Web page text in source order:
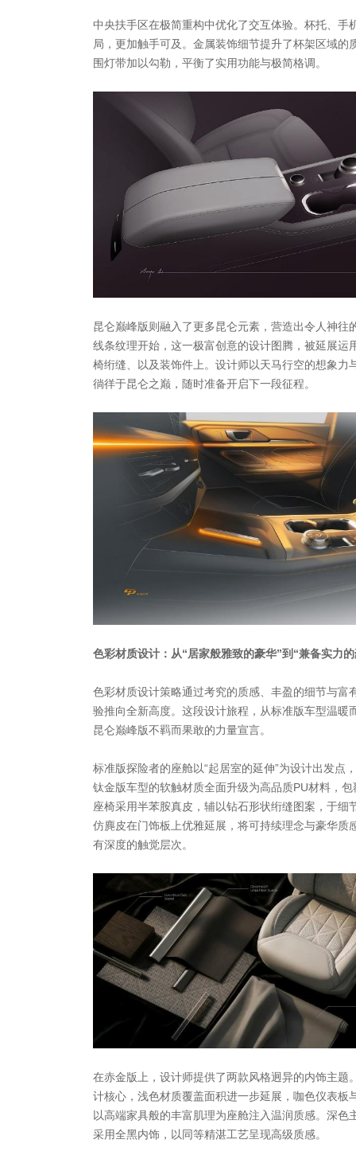
中央扶手区在极简重构中优化了交互体验。杯托、手
局，更加触手可及。金属装饰细节提升了杯架区域的
围灯带加以勾勒，平衡了实用功能与极简格调。
昆仑巅峰版则融入了更多昆仑元素，营造出令人神往
线条纹理开始，这一极富创意的设计图腾，被延展运
椅绗缝、以及装饰件上。设计师以天马行空的想象力
徜徉于昆仑之巅，随时准备开启下一段征程。
色彩材质设计：从“居家般雅致的豪华”到“兼备实力
色彩材质设计策略通过考究的质感、丰盈的细节与富
验推向全新高度。这段设计旅程，从标准版车型温暖
昆仑巅峰版不羁而果敢的力量宣言。
标准版探险者的座舱以“起居室的延伸”为设计出发点
钛金版车型的软触材质全面升级为高品质PU材料，
座椅采用半苯胺真皮，辅以钻石形状绗缝图案，于细
仿麂皮在门饰板上优雅延展，将可持续理念与豪华质
有深度的触觉层次。
在赤金版上，设计师提供了两款风格迥异的内饰主题
计核心，浅色材质覆盖面积进一步延展，咖色仪表板
以高端家具般的丰富肌理为座舱注入温润质感。深色
采用全黑内饰，以同等精湛工艺呈现高级质感。